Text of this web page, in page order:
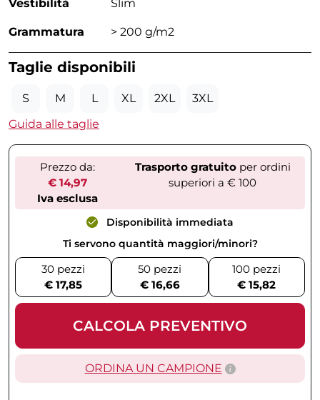
Vestibilità Slim
Grammatura > 200 g/m2
Taglie disponibili
S M L XL 2XL
3XL
Guida alle taglie
Prezzo da:
€ 14,97
Iva esclusa
Trasporto gratuitoper ordini
superiori a € 100
Disponibilità immediata
Ti servono quantità maggiori/minori?
30 pezzi
€ 17,85
50 pezzi
€ 16,66
100 pezzi
€ 15,82
CALCOLA PREVENTIVO
ORDINA UN CAMPIONE